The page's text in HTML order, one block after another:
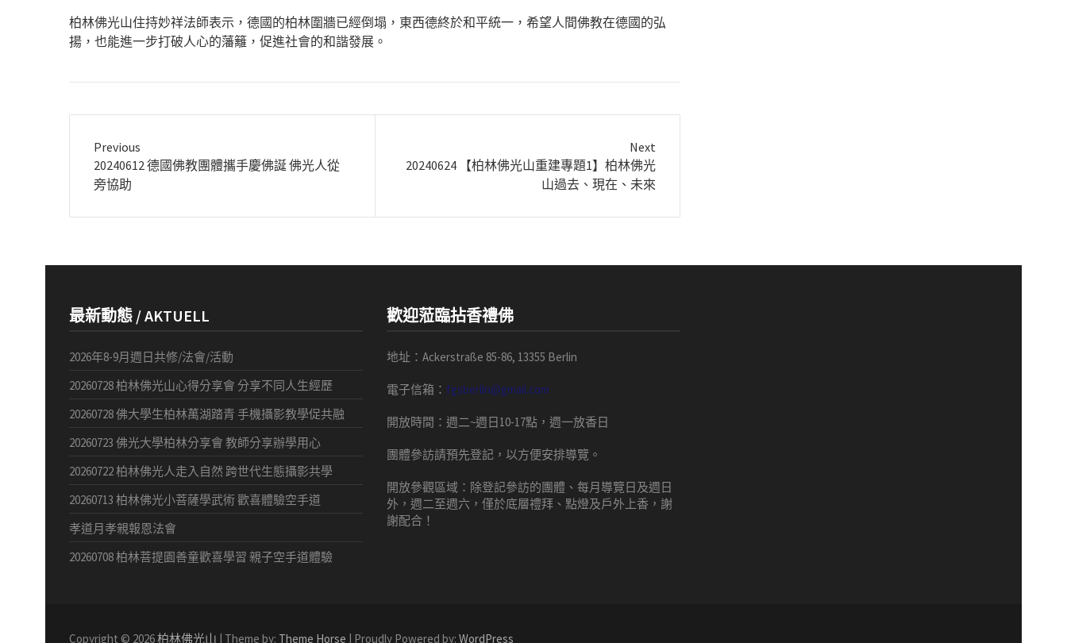
柏林佛光山住持妙祥法師表示，德國的柏林圍牆已經倒塌，東西德終於和平統一，希望人間佛教在德國的弘
揚，也能進一步打破人心的藩籬，促進社會的和諧發展。
Previous
Previous
post:
20240612 德國佛教團體攜手慶佛誕 佛光人從
旁協助
Next
Next
20240624 【柏林佛光山重建專題1】柏林佛光
山過去、現在、未來
最新動態 / AKTUELL
2026年8-9月週日共修/法會/活動
20260728 柏林佛光山心得分享會 分享不同人生經歷
20260728 佛大學生柏林萬湖踏青 手機攝影教學促共融
20260723 佛光大學柏林分享會 教師分享辦學用心
20260722 柏林佛光人走入自然 跨世代生態攝影共學
20260713 柏林佛光小菩薩學武術 歡喜體驗空手道
孝道月孝親報恩法會
20260708 柏林菩提園善童歡喜學習 親子空手道體驗
歡迎蒞臨拈香禮佛
地址：Ackerstraße 85-86, 13355 Berlin
電子信箱： fgsberlin@gmail.com
開放時間 ： 週二~週日10-17點， 週一放香日
團體參訪請預先登記，以方便安排導覽 。
開放參觀區域： 除登記參訪的團體、每月導覽日及週日
外，週二至週六，僅於底層禮拜、點燈及戶外上香，謝
謝配合！
Copyright © 2026柏林佛光山 | Theme by: Theme Horse | Proudly Powered by: WordPress